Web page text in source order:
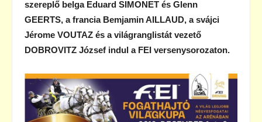
szereplő belga Eduard SIMONET és Glenn
GEERTS, a francia Bemjamin AILLAUD, a svájci
Jérome VOUTAZ és a világranglistát vezető
DOBROVITZ József indul a FEI versenysorozaton.